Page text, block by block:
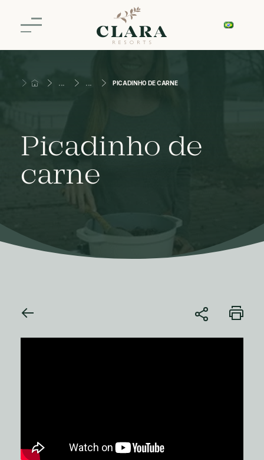
PICADINHO DE CARNE
Picadinho de
carne